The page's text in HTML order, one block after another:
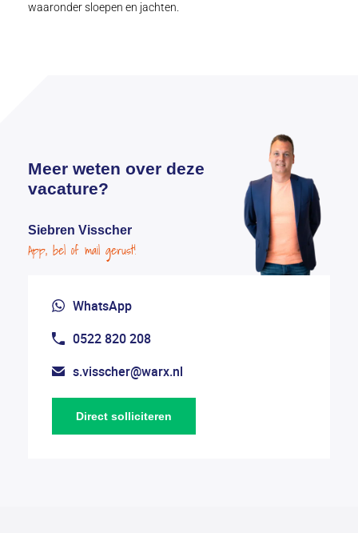
waaronder sloepen en jachten.
Meer weten over deze
vacature?
Siebren Visscher
App, bel of mail gerust!
WhatsApp
0522 820 208
s.visscher@warx.nl
Direct solliciteren